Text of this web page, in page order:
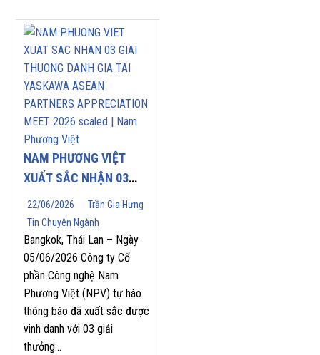
NAM PHƯƠNG VIỆT
XUẤT SẮC NHẬN 03
GIẢI THƯỞNG DANH
GIÁ TẠI YASKAWA
ASEAN PARTNERS’
APPRECIATION MEET
2026
22/06/2026
Trần Gia Hưng
Tin Chuyên Ngành
Bangkok, Thái Lan – Ngày
05/06/2026 Công ty Cổ
phần Công nghệ Nam
Phương Việt (NPV) tự hào
thông báo đã xuất sắc được
vinh danh với 03 giải
thưởng...